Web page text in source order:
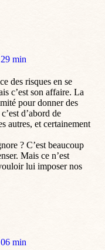
min
des risques en se
c’est son affaire. La
pour donner des
d’abord de
autres, et certainement
? C’est beaucoup
Mais ce n’est
lui imposer nos
min